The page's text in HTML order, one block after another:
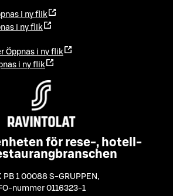
i ny flik
i ny flik
Öppnas i ny flik
i ny flik
för rese-, hotell-
PB 1 00088 S-GRUPPEN ,
nummer 0116323-1